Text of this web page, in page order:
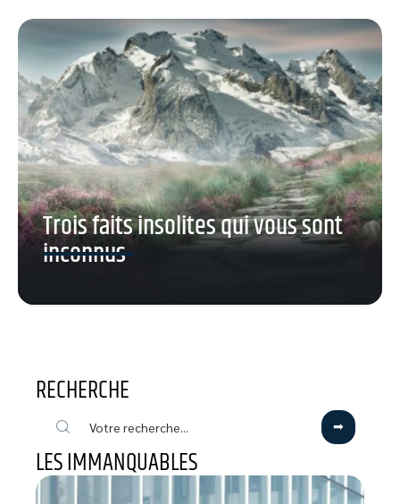
Trois faits insolites qui vous sont
inconnus
RECHERCHE
LES IMMANQUABLES